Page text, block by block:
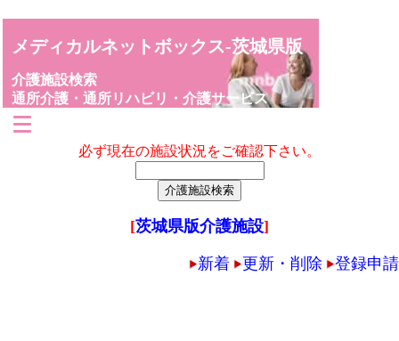
メディカルネットボックス-茨城県版
介護施設検索
通所介護・通所リハビリ・介護サービス
必ず現在の施設状況をご確認下さい。
[茨城県版介護施設]
新着 更新・削除 登録申請